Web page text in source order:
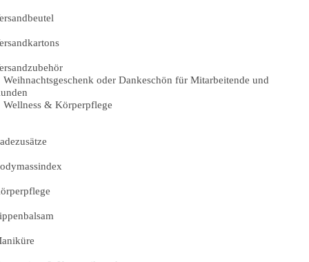
Weihnachtsgeschenk oder Dankeschön für Mitarbeitende und
Wellness & Körperpflege